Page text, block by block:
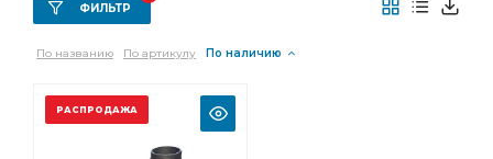
ФИЛЬТР
По названию По артикулу По наличию
РАСПРОДАЖА